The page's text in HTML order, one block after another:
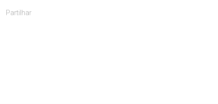
Partilhar